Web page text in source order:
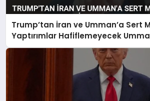
Trump’tan İran ve Umman’a Sert
Yaptırımlar Hafiflemeyecek